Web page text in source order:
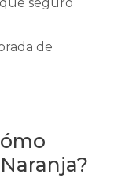
seguro
de